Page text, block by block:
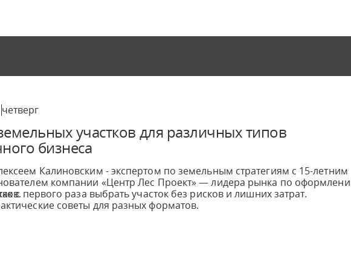
четверг
участков для различных типов
бизнеса
Калиновским - экспертом по земельным стратегиям с 15-летним
компании «Центр Лес Проект» — лидера рынка по
с первого раза выбрать участок без рисков и лишних затрат.
советы для разных форматов.